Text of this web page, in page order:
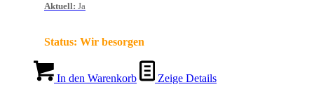
Aktuell: Ja
Status: Wir besorgen
In den Warenkorb Zeige Details